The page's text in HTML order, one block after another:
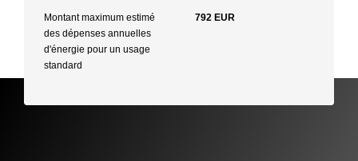
Montant maximum estimé
des dépenses annuelles
d'énergie pour un usage
standard
792 EUR